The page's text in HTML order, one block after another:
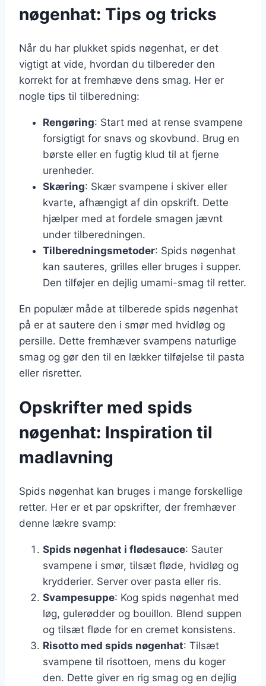
nøgenhat: Tips og tricks
Når du har plukket spids nøgenhat, er det
vigtigt at vide, hvordan du tilbereder den
korrekt for at fremhæve dens smag. Her er
nogle tips til tilberedning:
Rengøring: Start med at rense svampene
forsigtigt for snavs og skovbund. Brug en
børste eller en fugtig klud til at fjerne
urenheder.
Skæring: Skær svampene i skiver eller
kvarte, afhængigt af din opskrift. Dette
hjælper med at fordele smagen jævnt
under tilberedningen.
Tilberedningsmetoder: Spids nøgenhat
kan sauteres, grilles eller bruges i supper.
Den tilføjer en dejlig umami-smag til retter.
En populær måde at tilberede spids nøgenhat
på er at sautere den i smør med hvidløg og
persille. Dette fremhæver svampens naturlige
smag og gør den til en lækker tilføjelse til pasta
eller risretter.
Opskrifter med spids
nøgenhat: Inspiration til
madlavning
Spids nøgenhat kan bruges i mange forskellige
retter. Her er et par opskrifter, der fremhæver
denne lækre svamp:
Spids nøgenhat i flødesauce: Sauter
svampene i smør, tilsæt fløde, hvidløg og
krydderier. Server over pasta eller ris.
Svampesuppe: Kog spids nøgenhat med
løg, gulerødder og bouillon. Blend suppen
og tilsæt fløde for en cremet konsistens.
Risotto med spids nøgenhat: Tilsæt
svampene til risottoen, mens du koger
den. Dette giver en rig smag og en dejlig